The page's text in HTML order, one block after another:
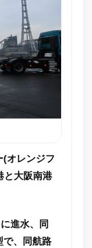
(オレンジフ
と大阪南港
進水、同
で、同航路